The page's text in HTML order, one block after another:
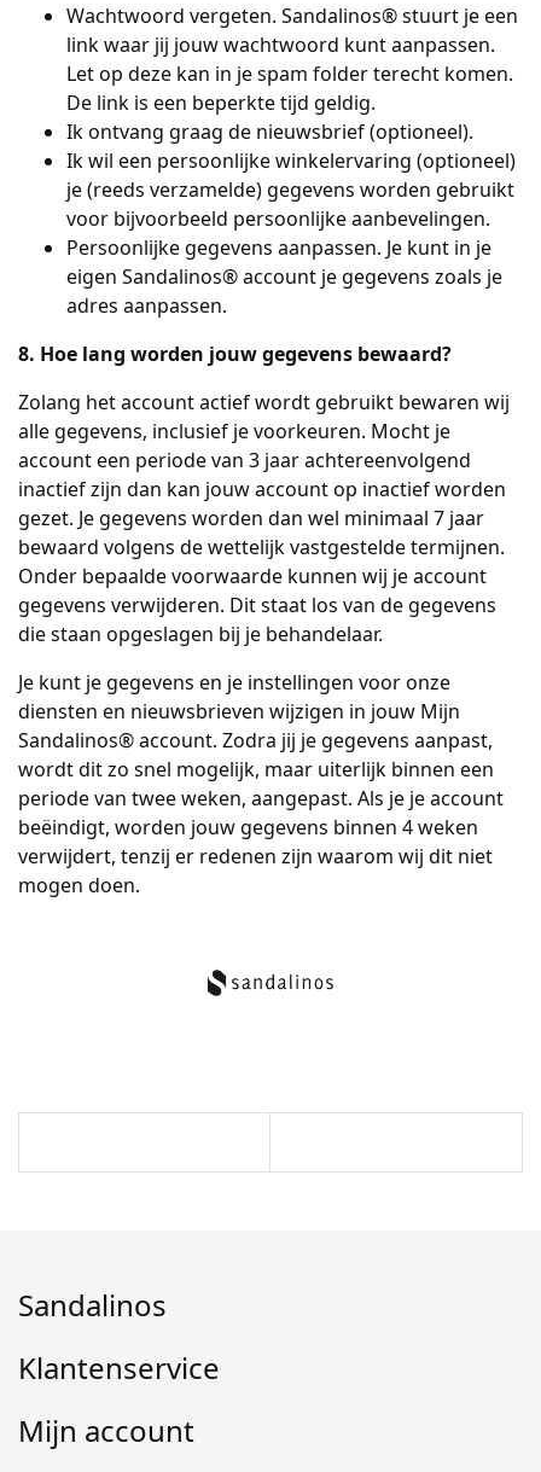
Wachtwoord vergeten. Sandalinos® stuurt je een
link waar jij jouw wachtwoord kunt aanpassen.
Let op deze kan in je spam folder terecht komen.
De link is een beperkte tijd geldig.
Ik ontvang graag de nieuwsbrief (optioneel).
Ik wil een persoonlijke winkelervaring (optioneel)
je (reeds verzamelde) gegevens worden gebruikt
voor bijvoorbeeld persoonlijke aanbevelingen.
Persoonlijke gegevens aanpassen. Je kunt in je
eigen Sandalinos® account je gegevens zoals je
adres aanpassen.
8. Hoe lang worden jouw gegevens bewaard?
Zolang het account actief wordt gebruikt bewaren wij
alle gegevens, inclusief je voorkeuren. Mocht je
account een periode van 3 jaar achtereenvolgend
inactief zijn dan kan jouw account op inactief worden
gezet. Je gegevens worden dan wel minimaal 7 jaar
bewaard volgens de wettelijk vastgestelde termijnen.
Onder bepaalde voorwaarde kunnen wij je account
gegevens verwijderen. Dit staat los van de gegevens
die staan opgeslagen bij je behandelaar.
Je kunt je gegevens en je instellingen voor onze
diensten en nieuwsbrieven wijzigen in jouw Mijn
Sandalinos® account. Zodra jij je gegevens aanpast,
wordt dit zo snel mogelijk, maar uiterlijk binnen een
periode van twee weken, aangepast. Als je je account
beëindigt, worden jouw gegevens binnen 4 weken
verwijdert, tenzij er redenen zijn waarom wij dit niet
mogen doen.
Sandalinos
Klantenservice
Mijn account